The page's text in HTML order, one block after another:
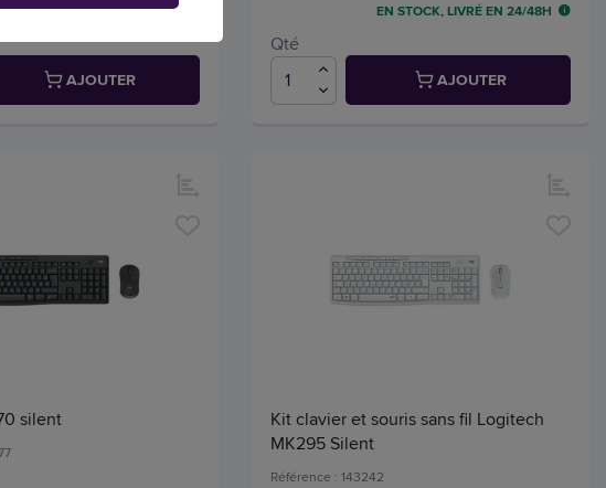
EN STOCK, LIVRÉ EN 24/48H
AJOUTER
EN STOCK, LIVRÉ EN 24/48H
Qté
AJOUTER
silent
Kit clavier et souris sans fil Logitech
MK295 Silent
Référence : 143242